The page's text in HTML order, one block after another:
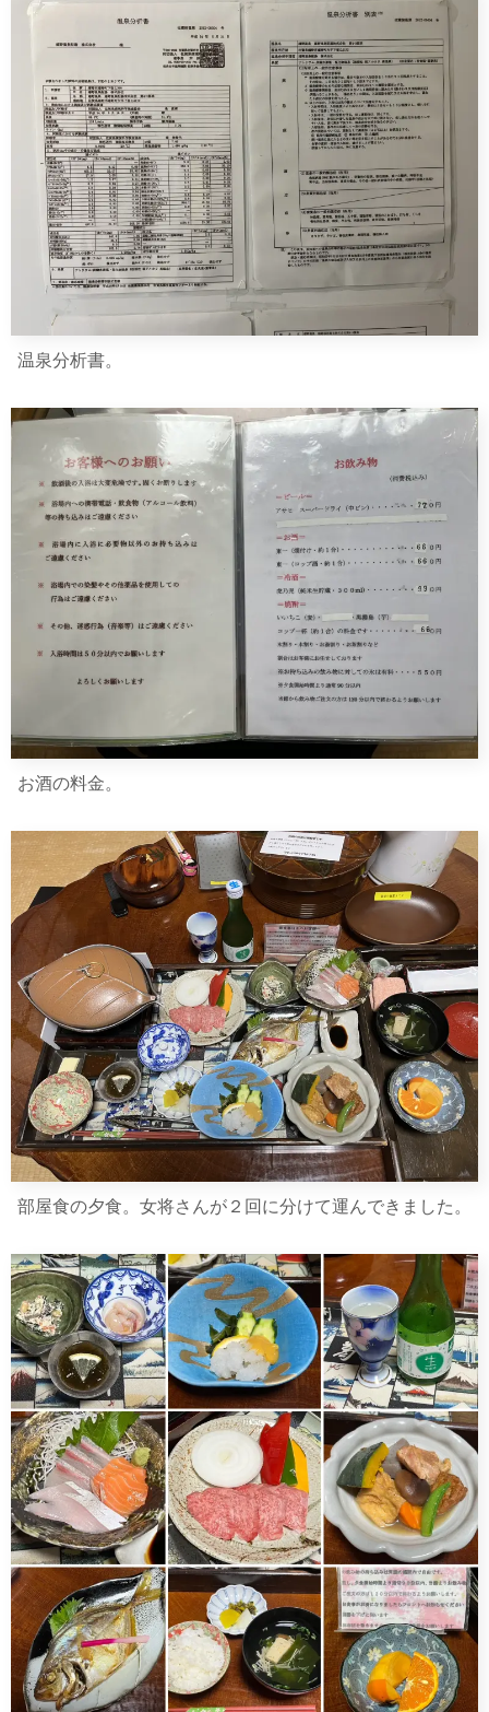
温泉分析書。
お酒の料金。
部屋食の夕食。女将さんが２回に分けて運んできました。